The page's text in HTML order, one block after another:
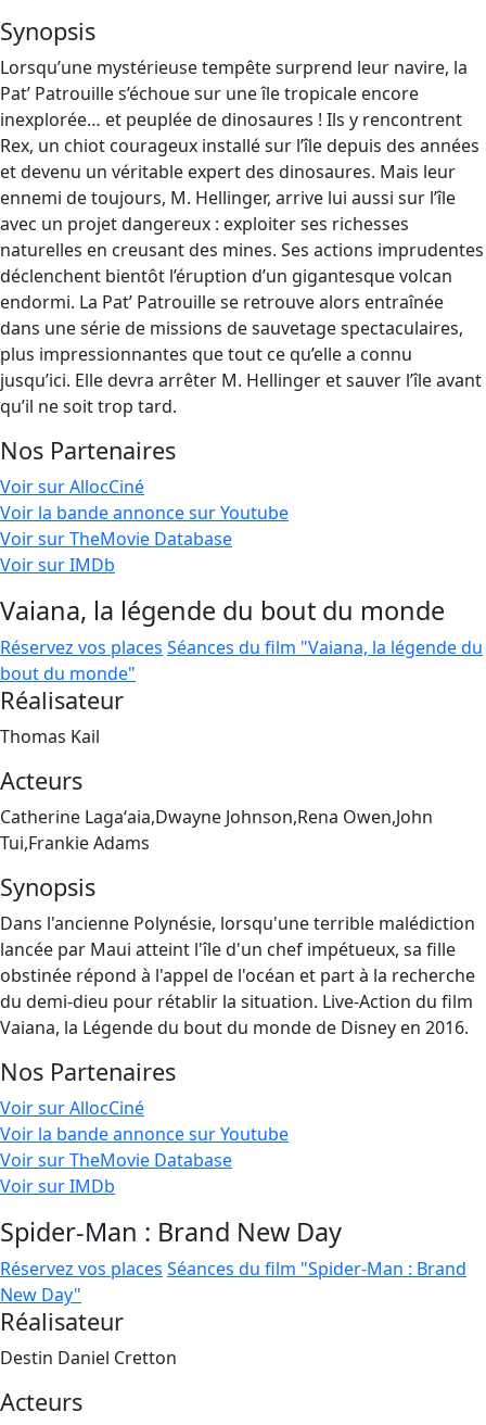
Synopsis
Lorsqu’une mystérieuse tempête surprend leur navire, la
Pat’ Patrouille s’échoue sur une île tropicale encore
inexplorée… et peuplée de dinosaures ! Ils y rencontrent
Rex, un chiot courageux installé sur l’île depuis des années
et devenu un véritable expert des dinosaures. Mais leur
ennemi de toujours, M. Hellinger, arrive lui aussi sur l’île
avec un projet dangereux : exploiter ses richesses
naturelles en creusant des mines. Ses actions imprudentes
déclenchent bientôt l’éruption d’un gigantesque volcan
endormi. La Pat’ Patrouille se retrouve alors entraînée
dans une série de missions de sauvetage spectaculaires,
plus impressionnantes que tout ce qu’elle a connu
jusqu’ici. Elle devra arrêter M. Hellinger et sauver l’île avant
qu’il ne soit trop tard.
Nos Partenaires
Voir sur AllocCiné
Voir la bande annonce sur Youtube
Voir sur TheMovie Database
Voir sur IMDb
Vaiana, la légende du bout du monde
Réservez vos places Séances du film "Vaiana, la légende du
bout du monde"
Réalisateur
Thomas Kail
Acteurs
Catherine Lagaʻaia,Dwayne Johnson,Rena Owen,John
Tui,Frankie Adams
Synopsis
Dans l'ancienne Polynésie, lorsqu'une terrible malédiction
lancée par Maui atteint l'île d'un chef impétueux, sa fille
obstinée répond à l'appel de l'océan et part à la recherche
du demi-dieu pour rétablir la situation. Live-Action du film
Vaiana, la Légende du bout du monde de Disney en 2016.
Nos Partenaires
Voir sur AllocCiné
Voir la bande annonce sur Youtube
Voir sur TheMovie Database
Voir sur IMDb
Spider-Man : Brand New Day
Réservez vos places Séances du film "Spider-Man : Brand
New Day"
Réalisateur
Destin Daniel Cretton
Acteurs